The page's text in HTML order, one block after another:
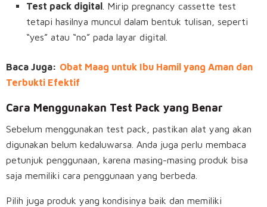
Test pack digital . Mirip pregnancy cassette test
tetapi hasilnya muncul dalam bentuk tulisan, seperti
“yes” atau “no” pada layar digital.
Baca Juga: Obat Maag untuk Ibu Hamil yang Aman dan
Terbukti Efektif
Cara Menggunakan Test Pack yang Benar
Sebelum menggunakan test pack, pastikan alat yang akan
digunakan belum kedaluwarsa. Anda juga perlu membaca
petunjuk penggunaan, karena masing-masing produk bisa
saja memiliki cara penggunaan yang berbeda.
Pilih juga produk yang kondisinya baik dan memiliki